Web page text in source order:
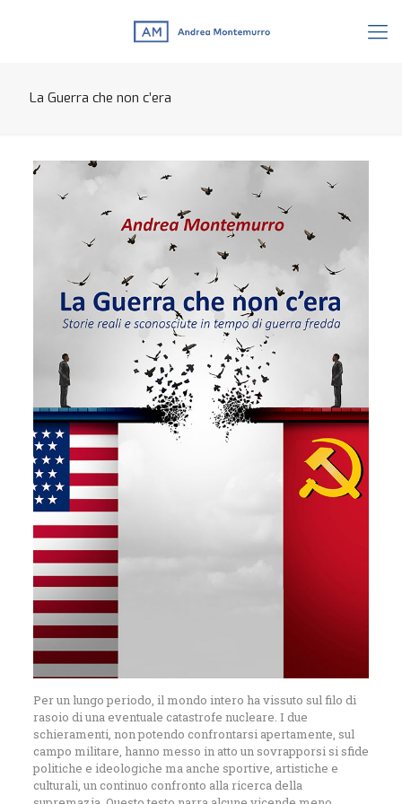
La Guerra che non c’era
Per un lungo periodo, il mondo intero ha vissuto sul filo di
rasoio di una eventuale catastrofe nucleare. I due
schieramenti, non potendo confrontarsi apertamente, sul
campo militare, hanno messo in atto un sovrapporsi si sfide
politiche e ideologiche ma anche sportive, artistiche e
culturali, un continuo confronto alla ricerca della